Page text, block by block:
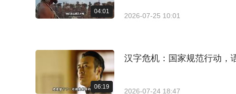
04:01
2026-07-25 10:01
06:19
汉字危机：国家规范行动，
2026-07-24 18:47